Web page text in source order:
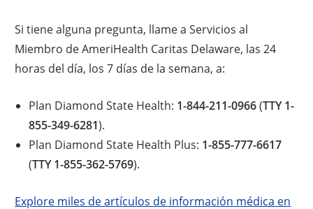
Si tiene alguna pregunta, llame a Servicios al
Miembro de AmeriHealth Caritas Delaware, las 24
horas del día, los 7 días de la semana, a:
Plan Diamond State Health: 1-844-211-0966(TTY 1-
855-349-6281).
Plan Diamond State Health Plus: 1-855-777-6617
(TTY 1-855-362-5769).
Explore miles de artículos de información médica en